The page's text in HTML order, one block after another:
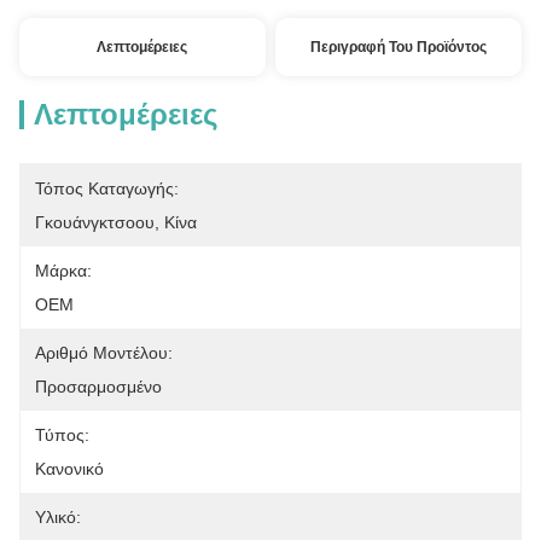
Λεπτομέρειες Περιγραφή Του Προϊόντος
Λεπτομέρειες
Τόπος Καταγωγής:
Γκουάνγκτσοου, Κίνα
Μάρκα:
OEM
Αριθμό Μοντέλου:
Προσαρμοσμένο
Τύπος:
Κανονικό
Υλικό: